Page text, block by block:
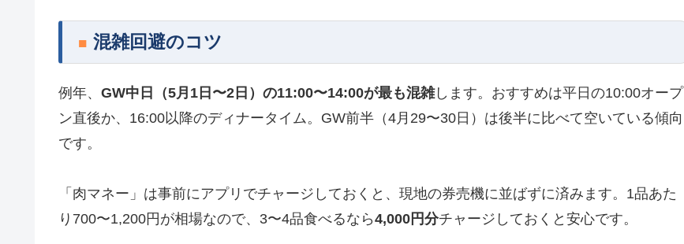
混雑回避のコツ
例年、 GW中日（5月1日〜2日）の11:00〜14:00が最も混雑します。おすすめは平日の10:00オープ
ン直後か、16:00以降のディナータイム。GW前半（4月29〜30日）は後半に比べて空いている傾向
です。
「肉マネー」は事前にアプリでチャージしておくと、現地の券売機に並ばずに済みます。1品あた
り700〜1,200円が相場なので、3〜4品食べるなら4,000円分チャージしておくと安心です。